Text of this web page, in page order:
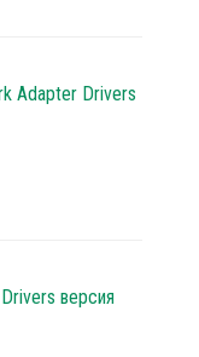
Adapter Drivers
версия